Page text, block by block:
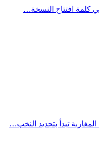
كلمة افتتاح النسخة…
تبدأ بتجديد النخب…